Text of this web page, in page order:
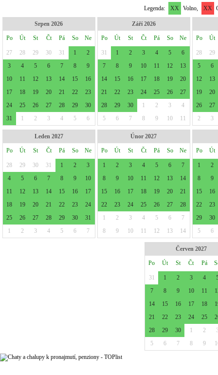
Legenda: XX Volno, XX
Srpen 2026
Po Út St Čt Pá So Ne
27 28 29 30 31 1
2
3
4 5 6 7 8
9
10
11 12 13 14 15
16
17
18 19 20 21 22
23
24
25 26 27 28 29
30
31
1 2 3 4 5 6
Září 2026
Po Út St Čt Pá So Ne
31 1 2 3 4 5
6
7
8 9 10 11 12
13
14
15 16 17 18 19
20
21
22 23 24 25 26
27
28
29 30 1 2 3
4
5
6 7 8 9 10 11
Po Út
28
29
5
6
12
13
19
20
26
27
2
3
Leden 2027
Po Út St Čt Pá So Ne
28 29 30 31 1 2
3
4
5 6 7 8 9
10
11
12 13 14 15 16
17
18
19 20 21 22 23
24
25
26 27 28 29 30
31
1
2 3 4 5 6 7
Únor 2027
Po Út St Čt Pá So Ne
1 2 3 4 5 6
7
8
9 10 11 12 13
14
15
16 17 18 19 20
21
22
23 24 25 26 27
28
1
2 3 4 5 6
7
8
9 10 11 12 13 14
Po Út
1
2
8
9
15
16
22
23
29
30
5
6
Červen 2027
Po Út St Čt Pá
31 1 2 3 4
7
8 9 10 11
14
15 16 17 18
21
22 23 24 25
28
29 30 1 2
5
6 7 8 9